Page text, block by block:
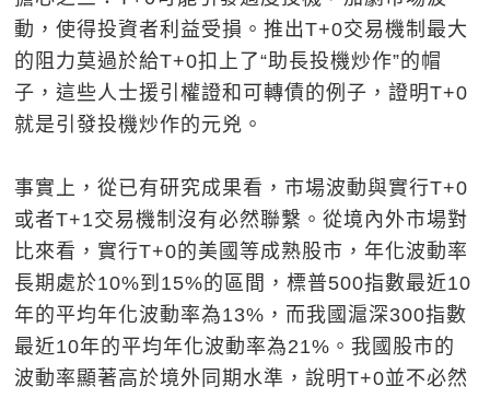
動，使得投資者利益受損。推出T+0交易機制最大
的阻力莫過於給T+0扣上了“助長投機炒作”的帽
子，這些人士援引權證和可轉債的例子，證明T+0
就是引發投機炒作的元兇。
事實上，從已有研究成果看，市場波動與實行T+0
或者T+1交易機制沒有必然聯繫。從境內外市場對
比來看，實行T+0的美國等成熟股市，年化波動率
長期處於10%到15%的區間，標普500指數最近10
年的平均年化波動率為13%，而我國滬深300指數
最近10年的平均年化波動率為21%。我國股市的
波動率顯著高於境外同期水準，說明T+0並不必然